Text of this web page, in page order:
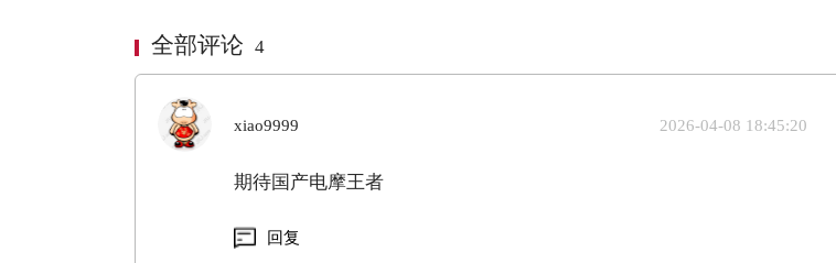
全部评论 4
xiao9999 2026-04-08 18:45:20
期待国产电摩王者
回复